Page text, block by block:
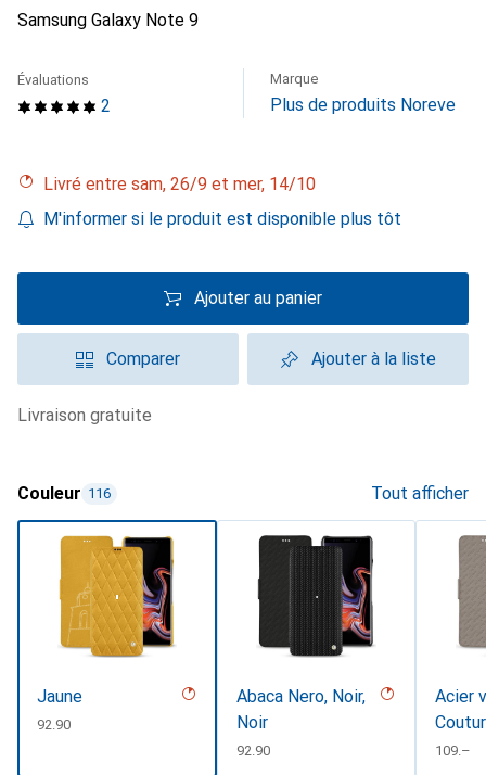
Samsung Galaxy Note 9
2
Évaluations Marque
Plus de produits Noreve
Livré entre sam, 26/9 et mer, 14/10
M'informer si le produit est disponible plus tôt
Ajouter au panier
Comparer Ajouter à la liste
livraison gratuite
Couleur 116 Tout afficher
Jaune
CHF
92.90
Abaca Nero, Noir,
Noir
CHF
92.90
Acier
CHF
109.–